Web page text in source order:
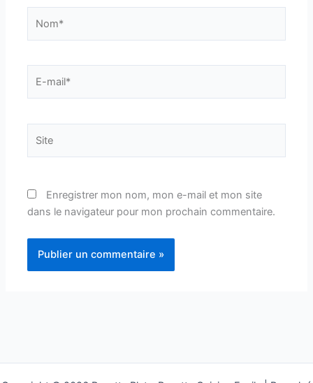
Enregistrer mon nom, mon e-mail et mon site
dans le navigateur pour mon prochain commentaire.